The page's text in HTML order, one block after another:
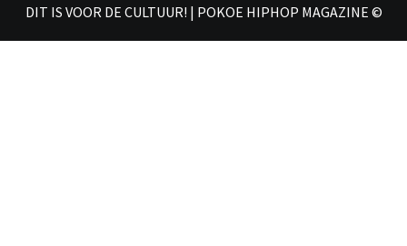
DIT IS VOOR DE CULTUUR! | POKOE HIPHOP MAGAZINE ©